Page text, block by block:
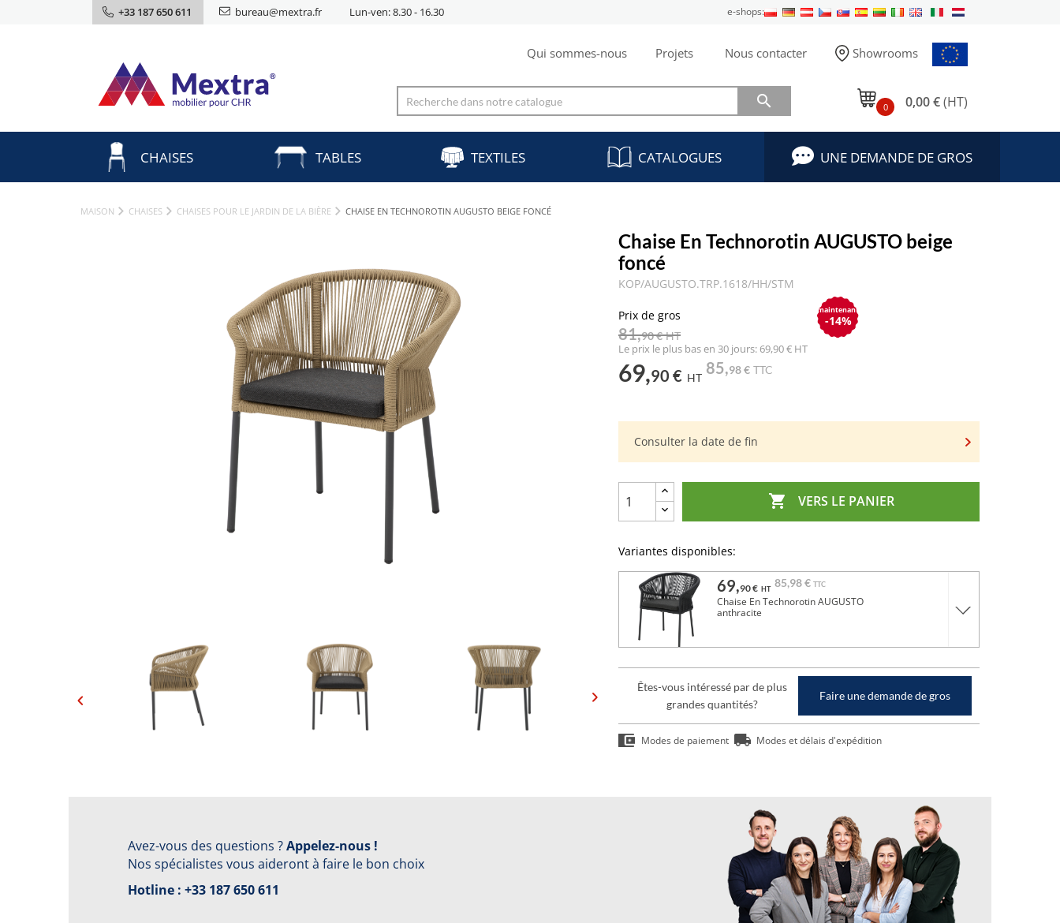
+33 187 650 611 bureau@mextra.fr Lun-ven: 8.30 - 16.30 e-shops:
Qui sommes-nous Projets Nous contacter Showrooms
 0 0,00 €(HT)
CHAISES TABLES TEXTILES CATALOGUES UNE DEMANDE DE GROS
MAISON CHAISES CHAISES POUR LE JARDIN DE LA BIÈRE CHAISE EN TECHNOROTIN AUGUSTO BEIGE FONCÉ
Chaise En Technorotin AUGUSTO beige
foncé
KOP/AUGUSTO.TRP.1618/HH/STM
Prix de gros
81,90 € HT
maintenant
-14%
Le prix le plus bas en 30 jours: 69,90 € HT
69,90 € HT
85,98 € TTC
Consulter la date de fin
 VERS LE PANIER
Variantes disponibles:
69,90 € HT 85,98 € TTC
Chaise En Technorotin AUGUSTO
anthracite
Êtes-vous intéressé par de plus
grandes quantités?
Faire une demande de gros
Modes de paiement Modes et délais d'expédition
Avez-vous des questions ?Appelez-nous !
Nos spécialistes vous aideront à faire le bon choix
Hotline : +33 187 650 611